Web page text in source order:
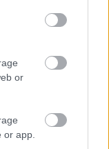
or
app.
ehhez
késői
érződik a
a szénsav
a
az átlag
nagy divat